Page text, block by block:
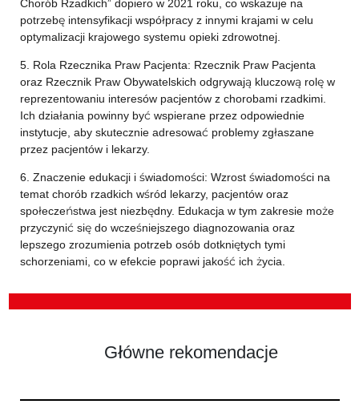
Chorób Rzadkich” dopiero w 2021 roku, co wskazuje na
potrzebę intensyfikacji współpracy z innymi krajami w celu
optymalizacji krajowego systemu opieki zdrowotnej.
5. Rola Rzecznika Praw Pacjenta: Rzecznik Praw Pacjenta
oraz Rzecznik Praw Obywatelskich odgrywają kluczową rolę w
reprezentowaniu interesów pacjentów z chorobami rzadkimi.
Ich działania powinny być wspierane przez odpowiednie
instytucje, aby skutecznie adresować problemy zgłaszane
przez pacjentów i lekarzy.
6. Znaczenie edukacji i świadomości: Wzrost świadomości na
temat chorób rzadkich wśród lekarzy, pacjentów oraz
społeczeństwa jest niezbędny. Edukacja w tym zakresie może
przyczynić się do wcześniejszego diagnozowania oraz
lepszego zrozumienia potrzeb osób dotkniętych tymi
schorzeniami, co w efekcie poprawi jakość ich życia.
Główne rekomendacje